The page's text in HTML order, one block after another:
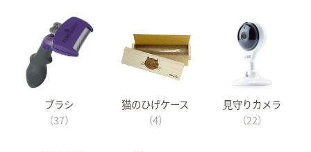
ブラシ
（37）
猫のひげケース
（4）
見守りカメラ
（22）